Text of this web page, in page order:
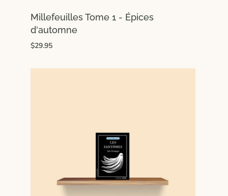
Millefeuilles Tome 1 - Épices
d'automne
$29.95